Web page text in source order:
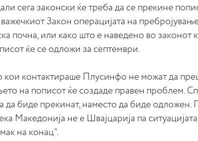
сега законски ќе треба да се прекине
Закон операцијата на
почна, или како што е наведено во законот
ќе се одложи за септември.
кои контактираше Плусинфо не можат да
на пописот ќе создаде правен проблем.
да биде прекинат, наместо да биде одложен.
Македонија не е Швајцарија па
на конац“.